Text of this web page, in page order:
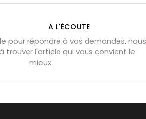
plus colorée
pour homme
des pierres de naissance
A L'ÉCOUTE
pour répondre à vos demandes, nous
trouver l'article qui vous convient le
mieux.